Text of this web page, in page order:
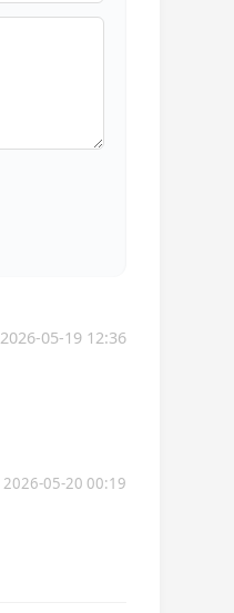
2026-05-19 12:36
2026-05-20 00:19